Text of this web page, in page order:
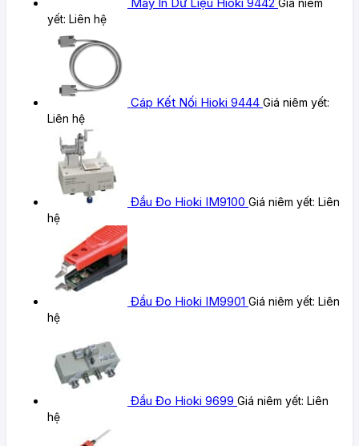
Máy In Dữ Liệu Hioki 9442 Giá niêm
yết: Liên hệ
Cáp Kết Nối Hioki 9444 Giá niêm yết:
Liên hệ
Đầu Đo Hioki IM9100 Giá niêm yết: Liên
hệ
Đầu Đo Hioki IM9901 Giá niêm yết: Liên
hệ
Đầu Đo Hioki 9699 Giá niêm yết: Liên
hệ